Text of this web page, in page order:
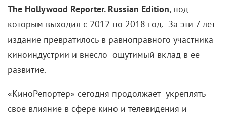
The Hollywood Reporter. Russian Edition, под
которым выходил с 2012 по 2018 год. За эти 7 лет
издание превратилось в равноправного участника
киноиндустрии и внесло ощутимый вклад в ее
развитие.
«КиноРепортер» сегодня продолжает укреплять
свое влияние в сфере кино и телевидения и